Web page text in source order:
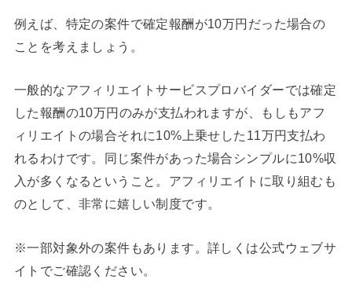
例えば、特定の案件で確定報酬が10万円だった場合の
ことを考えましょう。
一般的なアフィリエイトサービスプロバイダーでは確定
した報酬の10万円のみが支払われますが、もしもアフ
ィリエイトの場合それに10%上乗せした11万円支払わ
れるわけです。同じ案件があった場合シンプルに10%収
入が多くなるということ。アフィリエイトに取り組むも
のとして、非常に嬉しい制度です。
※一部対象外の案件もあります。詳しくは公式ウェブサ
イトでご確認ください。